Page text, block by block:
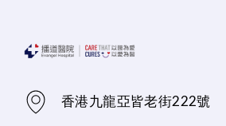
香港九龍亞皆老街222號